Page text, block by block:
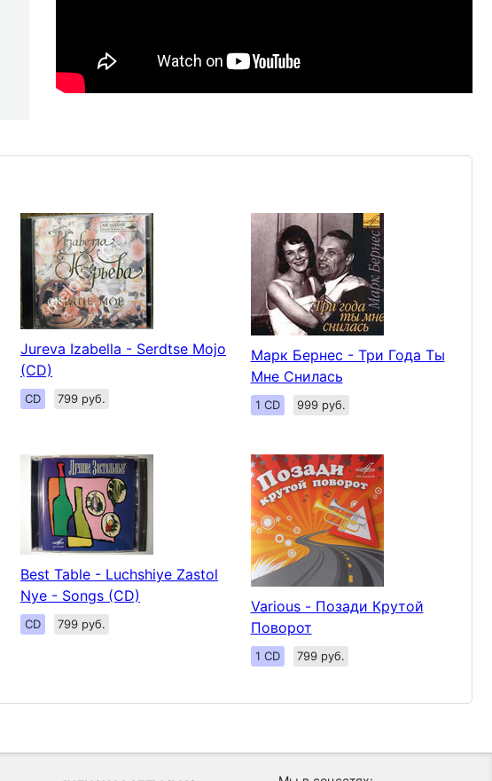
Jureva Izabella - Serdtse Mojo
(CD)
CD 799 руб.
Марк Бернес - Три Года Ты
Мне Снилась
1 CD 999 руб.
Best Table - Luchshiye Zastol
Nye - Songs (CD)
CD 799 руб.
Various - Позади Крутой
Поворот
1 CD 799 руб.